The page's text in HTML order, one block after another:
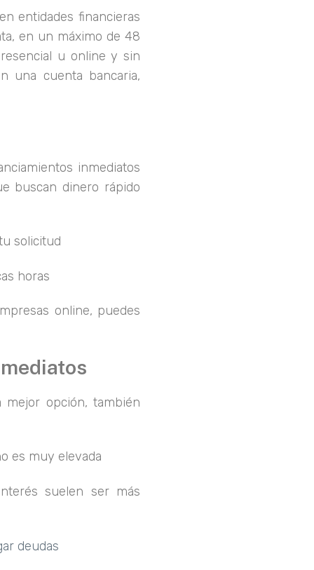
entidades financieras
en un máximo de 48
u online y sin
una cuenta bancaria,
inmediatos
buscan dinero rápido
solicitud
horas
online, puedes
opción, también
es muy elevada
suelen ser más
deudas